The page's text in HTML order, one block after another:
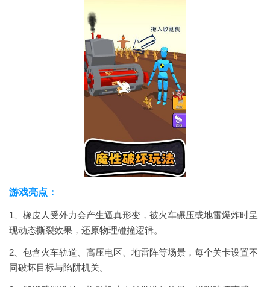
游戏亮点：
1、橡皮人受外力会产生逼真形变，被火车碾压或地雷爆炸时呈
现动态撕裂效果，还原物理碰撞逻辑。
2、包含火车轨道、高压电区、地雷阵等场景，每个关卡设置不
同破坏目标与陷阱机关。